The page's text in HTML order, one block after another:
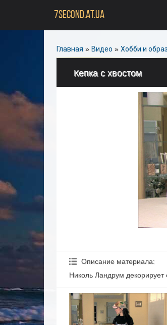
7SECOND.AT.UA
Главная » Видео » Хобби и
Кепка с хвостом
Описание материала:
Николь Ландрум